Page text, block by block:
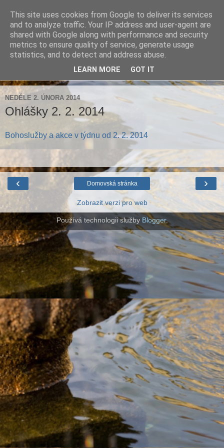
Farnost Brtnice
Aktuální informace pro farnosti Střížov a Brtnice
NEDĚLE 2. ÚNORA 2014
Ohlášky 2. 2. 2014
Bohoslužby a akce v týdnu od 2. 2. 2014
‹ ›
Domovská stránka
Zobrazit verzi pro web
Používá technologii služby Blogger.
This site uses cookies from Google to deliver its services
and to analyze traffic. Your IP address and user-agent are
shared with Google along with performance and security
metrics to ensure quality of service, generate usage
statistics, and to detect and address abuse.
LEARN MORE GOT IT